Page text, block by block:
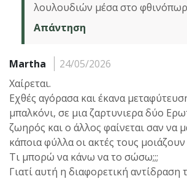
λουλουδιών μέσα στο
Απάντηση
Martha
24/05/2026
Χαίρεται.
Εχθές αγόρασα και έκανα
μπαλκόνι, σε μια ζαρτυνιερα δύο
ζωηρός και ο άλλος φαίνεται σαν να
κάποια φύλλα οι ακτές τους μοιάζουν
Τι μπορώ να κάνω να το σώσω;;;
Γιατί αυτή η διαφορετική αντίδραση